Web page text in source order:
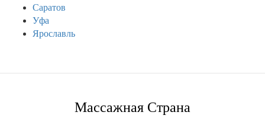
Саратов
Уфа
Ярославль
Массажная Страна